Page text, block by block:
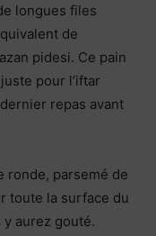
longues files
de
pidesi. Ce pain
pour l’iftar
repas avant
ronde, parsemé de
toute la surface du
aurez gouté.